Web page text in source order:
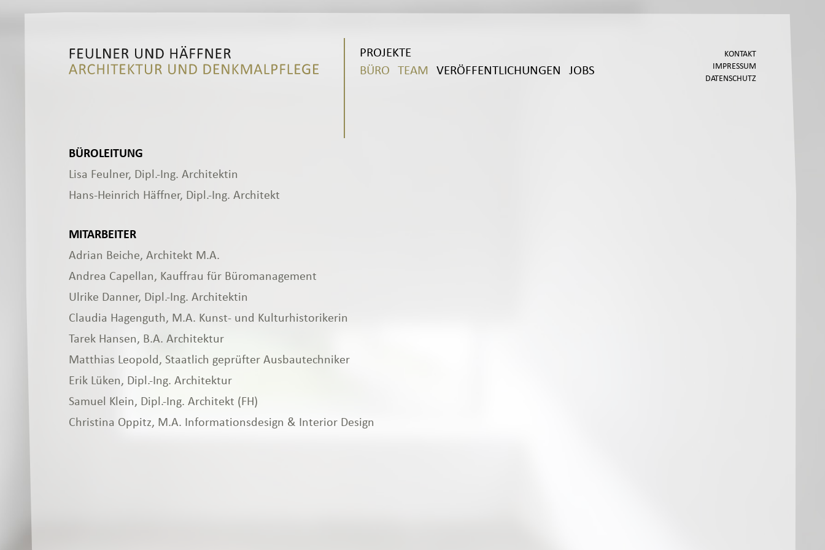
PROJEKTE
BÜRO
TEAM VERÖFFENTLICHUNGEN JOBS
KONTAKT
IMPRESSUM
DATENSCHUTZ
BÜROLEITUNG
Lisa Feulner, Dipl.-Ing. Architektin
Hans-Heinrich Häffner, Dipl.-Ing. Architekt
MITARBEITER
Adrian Beiche, Architekt M.A.
Andrea Capellan, Kauffrau für Büromanagement
Ulrike Danner, Dipl.-Ing. Architektin
Claudia Hagenguth, M.A. Kunst- und Kulturhistorikerin
Tarek Hansen, B.A. Architektur
Matthias Leopold, Staatlich geprüfter Ausbautechniker
Erik Lüken, Dipl.-Ing. Architektur
Samuel Klein, Dipl.-Ing. Architekt (FH)
Christina Oppitz, M.A. Informationsdesign & Interior Design